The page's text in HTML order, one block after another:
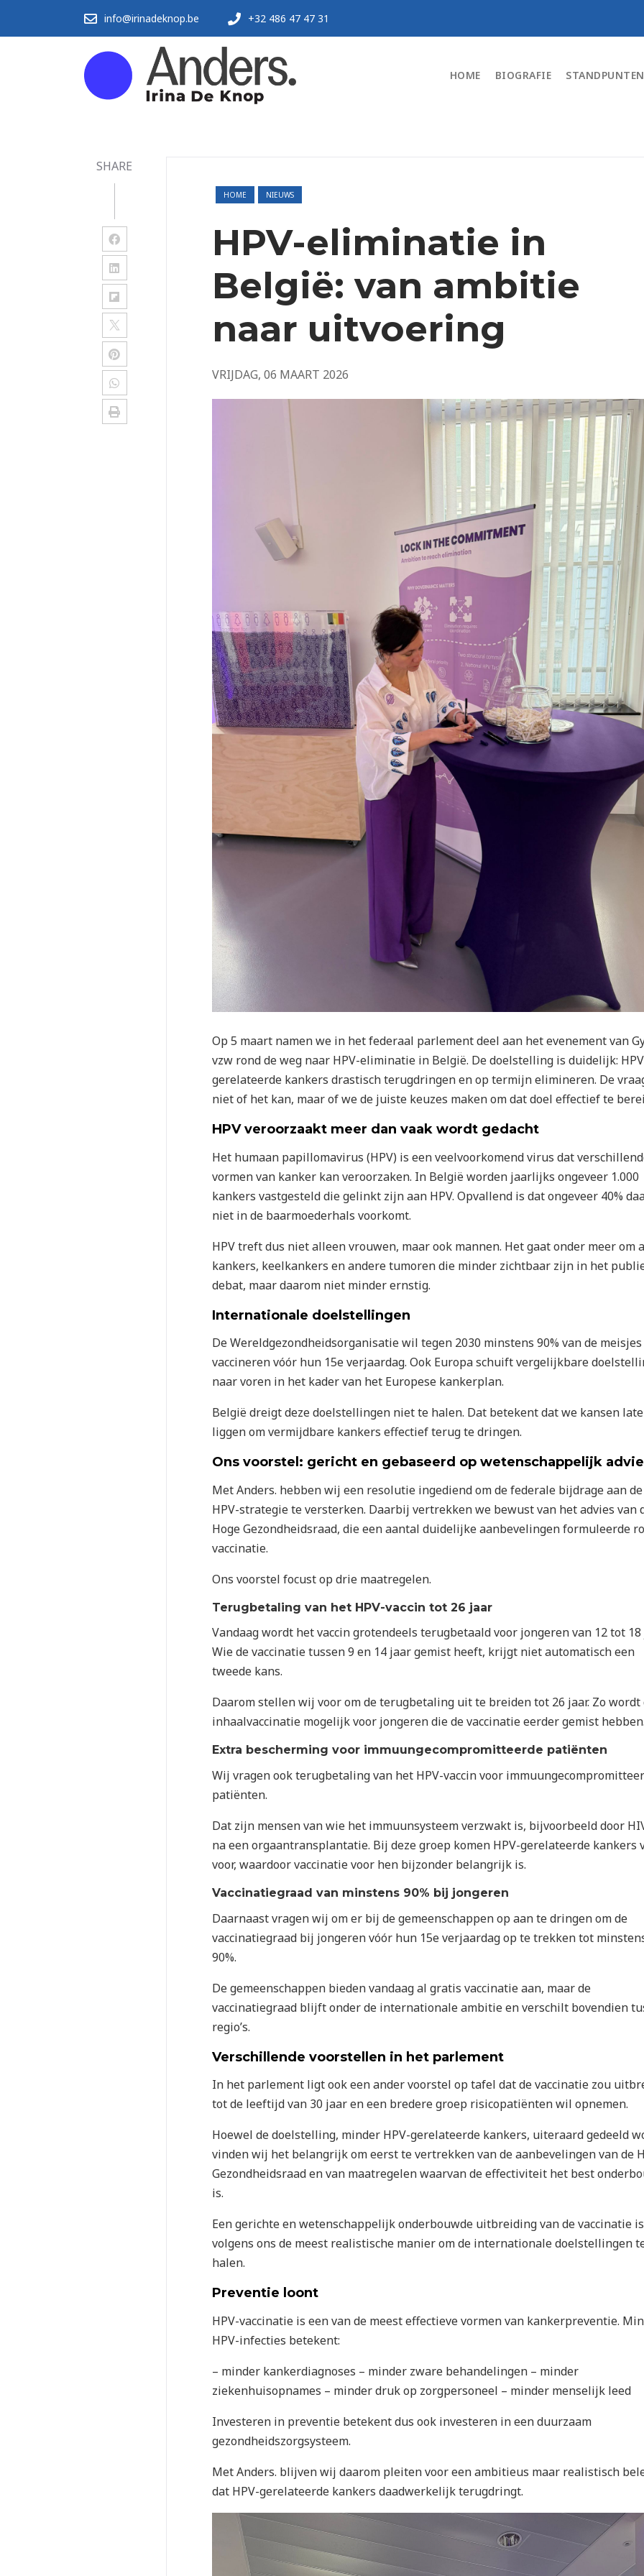
info@irinadeknop.be +32 486 47 47 31
HOME BIOGRAFIE STANDPUNTEN
SHARE
HOME NIEUWS
HPV-eliminatie in
België: van ambitie
naar uitvoering
VRIJDAG, 06 MAART 2026
Op 5 maart namen we in het federaal parlement deel aan het evenement van
vzw rond de weg naar HPV-eliminatie in België. De doelstelling is duidelijk:
gerelateerde kankers drastisch terugdringen en op termijn elimineren. De
niet of het kan, maar of we de juiste keuzes maken om dat doel effectief te
HPV veroorzaakt meer dan vaak wordt gedacht
Het humaan papillomavirus (HPV) is een veelvoorkomend virus dat
vormen van kanker kan veroorzaken. In België worden jaarlijks ongeveer 1.000
kankers vastgesteld die gelinkt zijn aan HPV. Opvallend is dat ongeveer 40%
niet in de baarmoederhals voorkomt.
HPV treft dus niet alleen vrouwen, maar ook mannen. Het gaat onder meer om
kankers, keelkankers en andere tumoren die minder zichtbaar zijn in het
debat, maar daarom niet minder ernstig.
Internationale doelstellingen
De Wereldgezondheidsorganisatie wil tegen 2030 minstens 90% van de meisjes
vaccineren vóór hun 15e verjaardag. Ook Europa schuift vergelijkbare
naar voren in het kader van het Europese kankerplan.
België dreigt deze doelstellingen niet te halen. Dat betekent dat we kansen
liggen om vermijdbare kankers effectief terug te dringen.
Ons voorstel: gericht en gebaseerd op wetenschappelijk
Met Anders. hebben wij een resolutie ingediend om de federale bijdrage aan de
HPV-strategie te versterken. Daarbij vertrekken we bewust van het advies van
Hoge Gezondheidsraad, die een aantal duidelijke aanbevelingen formuleerde
vaccinatie.
Ons voorstel focust op drie maatregelen.
Terugbetaling van het HPV-vaccin tot 26 jaar
Vandaag wordt het vaccin grotendeels terugbetaald voor jongeren van 12 tot 18
Wie de vaccinatie tussen 9 en 14 jaar gemist heeft, krijgt niet automatisch een
tweede kans.
Daarom stellen wij voor om de terugbetaling uit te breiden tot 26 jaar. Zo wordt
inhaalvaccinatie mogelijk voor jongeren die de vaccinatie eerder gemist hebben.
Extra bescherming voor immuungecompromitteerde patiënten
Wij vragen ook terugbetaling van het HPV-vaccin voor
patiënten.
Dat zijn mensen van wie het immuunsysteem verzwakt is, bijvoorbeeld door
na een orgaantransplantatie. Bij deze groep komen HPV-gerelateerde kankers
voor, waardoor vaccinatie voor hen bijzonder belangrijk is.
Vaccinatiegraad van minstens 90% bij jongeren
Daarnaast vragen wij om er bij de gemeenschappen op aan te dringen om de
vaccinatiegraad bij jongeren vóór hun 15e verjaardag op te trekken tot
90%.
De gemeenschappen bieden vandaag al gratis vaccinatie aan, maar de
vaccinatiegraad blijft onder de internationale ambitie en verschilt bovendien
regio’s.
Verschillende voorstellen in het parlement
In het parlement ligt ook een ander voorstel op tafel dat de vaccinatie zou
tot de leeftijd van 30 jaar en een bredere groep risicopatiënten wil opnemen.
Hoewel de doelstelling, minder HPV-gerelateerde kankers, uiteraard gedeeld
vinden wij het belangrijk om eerst te vertrekken van de aanbevelingen van de
Gezondheidsraad en van maatregelen waarvan de effectiviteit het best
is.
Een gerichte en wetenschappelijk onderbouwde uitbreiding van de vaccinatie is
volgens ons de meest realistische manier om de internationale doelstellingen
halen.
Preventie loont
HPV-vaccinatie is een van de meest effectieve vormen van kankerpreventie.
HPV-infecties betekent:
– minder kankerdiagnoses – minder zware behandelingen – minder
ziekenhuisopnames – minder druk op zorgpersoneel – minder menselijk leed
Investeren in preventie betekent dus ook investeren in een duurzaam
gezondheidszorgsysteem.
Met Anders. blijven wij daarom pleiten voor een ambitieus maar realistisch
dat HPV-gerelateerde kankers daadwerkelijk terugdringt.